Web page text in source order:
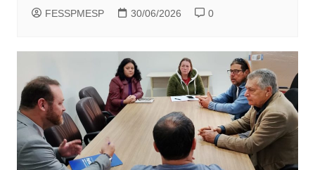
FESSPMESP 30/06/2026 0